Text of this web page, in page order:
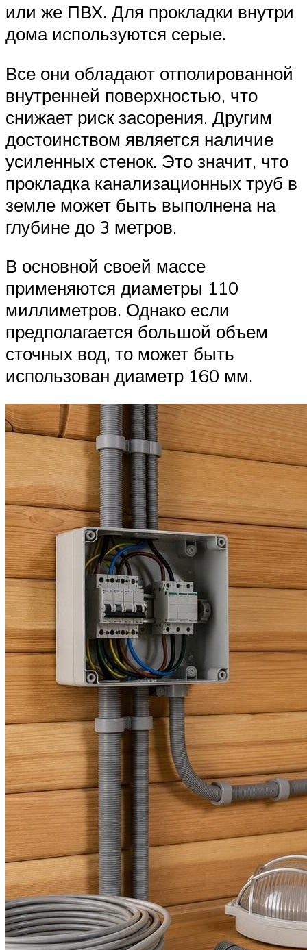
или же ПВХ. Для прокладки внутри
дома используются серые.
Все они обладают отполированной
внутренней поверхностью, что
снижает риск засорения. Другим
достоинством является наличие
усиленных стенок. Это значит, что
прокладка канализационных труб в
земле может быть выполнена на
глубине до 3 метров.
В основной своей массе
применяются диаметры 110
миллиметров. Однако если
предполагается большой объем
сточных вод, то может быть
использован диаметр 160 мм.